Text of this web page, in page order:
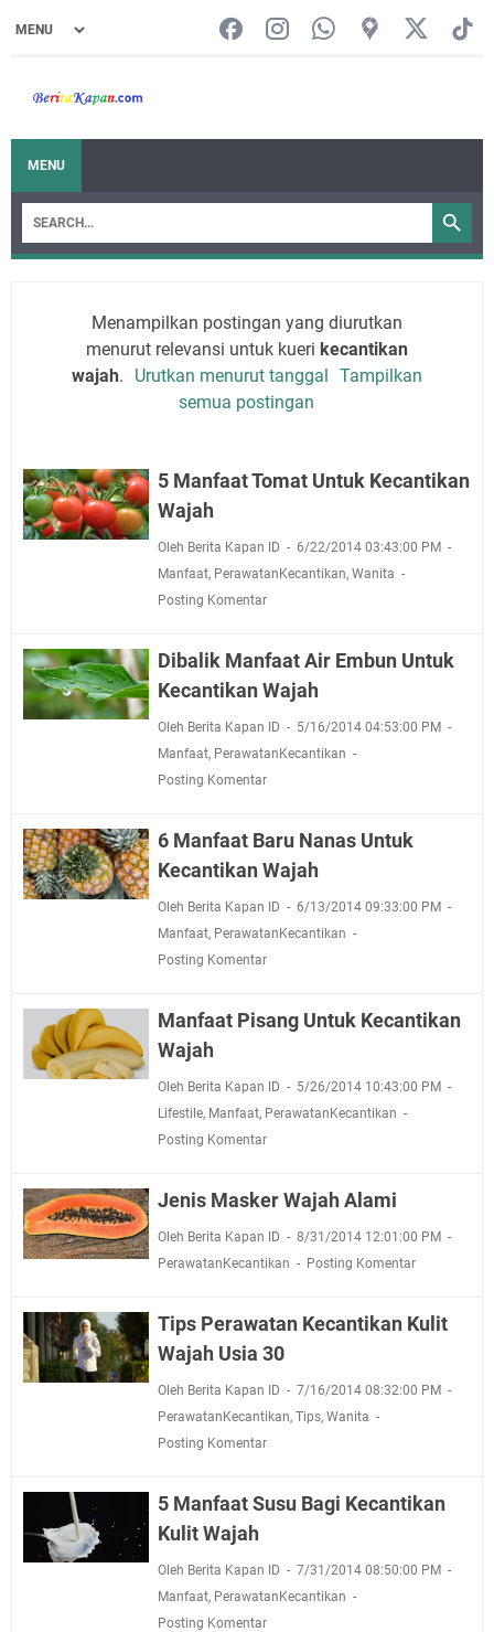
MENU
Menampilkan postingan yang diurutkan
menurut relevansi untuk kueri kecantikan
wajah. Urutkan menurut tanggal Tampilkan
semua postingan
5 Manfaat Tomat Untuk Kecantikan
Wajah
Oleh Berita Kapan ID
6/22/2014 03:43:00 PM
Manfaat, PerawatanKecantikan, Wanita
Posting Komentar
Dibalik Manfaat Air Embun Untuk
Kecantikan Wajah
Oleh Berita Kapan ID
5/16/2014 04:53:00 PM
Manfaat, PerawatanKecantikan
Posting Komentar
6 Manfaat Baru Nanas Untuk
Kecantikan Wajah
Oleh Berita Kapan ID
6/13/2014 09:33:00 PM
Manfaat, PerawatanKecantikan
Posting Komentar
Manfaat Pisang Untuk Kecantikan
Wajah
Oleh Berita Kapan ID
5/26/2014 10:43:00 PM
Lifestile, Manfaat, PerawatanKecantikan
Posting Komentar
Jenis Masker Wajah Alami
Oleh Berita Kapan ID
8/31/2014 12:01:00 PM
PerawatanKecantikan
Posting Komentar
Tips Perawatan Kecantikan Kulit
Wajah Usia 30
Oleh Berita Kapan ID
7/16/2014 08:32:00 PM
PerawatanKecantikan, Tips, Wanita
Posting Komentar
5 Manfaat Susu Bagi Kecantikan
Kulit Wajah
Oleh Berita Kapan ID
7/31/2014 08:50:00 PM
Manfaat, PerawatanKecantikan
Posting Komentar